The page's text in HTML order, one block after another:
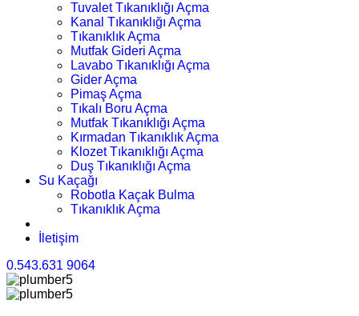
Tuvalet Tıkanıklığı Açma
Kanal Tıkanıklığı Açma
Tıkanıklık Açma
Mutfak Gideri Açma
Lavabo Tıkanıklığı Açma
Gider Açma
Pimaş Açma
Tıkalı Boru Açma
Mutfak Tıkanıklığı Açma
Kırmadan Tıkanıklık Açma
Klozet Tıkanıklığı Açma
Duş Tıkanıklığı Açma
Su Kaçağı
Robotla Kaçak Bulma
Tıkanıklık Açma
İletişim
0.543.631 9064